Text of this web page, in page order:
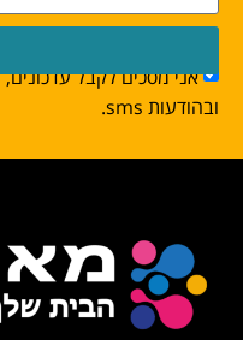
אני מסכים לקבל
ובהודעות sms.